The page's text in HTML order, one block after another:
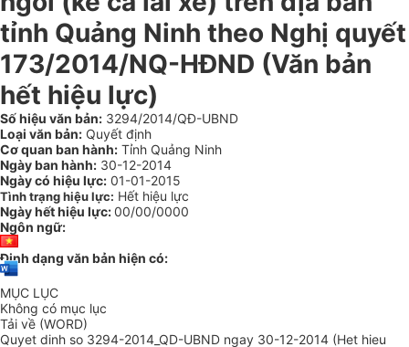
tỉnh Quảng Ninh theo Nghị quyết
173/2014/NQ-HĐND (Văn bản
hết hiệu lực)
Số hiệu văn bản: 3294/2014/QĐ-UBND
Loại văn bản: Quyết định
Cơ quan ban hành: Tỉnh Quảng Ninh
Ngày ban hành: 30-12-2014
Ngày có hiệu lực: 01-01-2015
Tình trạng hiệu lực: Hết hiệu lực
Ngày hết hiệu lực:00/00/0000
Ngôn ngữ:
Định dạng văn bản hiện có:
MỤC LỤC
Không có mục lục
Tải về (WORD)
Quyet dinh so 3294-2014_QD-UBND ngay 30-12-2014 (Het hieu